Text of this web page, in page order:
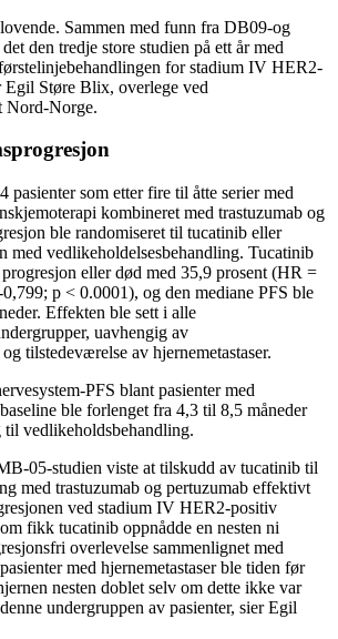
Sammen med funn fra DB09-og
den tredje store studien på ett år med
for stadium IV HER2-
Støre Blix, overlege ved
Nord-Norge.
pasienter som etter fire til åtte serier med
kombineret med trastuzumab og
ble randomiseret til tucatinib eller
med vedlikeholdelsesbehandling. Tucatinib
eller død med 35,9 prosent (HR =
p < 0.0001), og den mediane PFS ble
Effekten ble sett i alle
uavhengig av
tilstedeværelse av hjernemetastaser.
PFS blant pasienter med
ble forlenget fra 4,3 til 8,5 måneder
vedlikeholdsbehandling.
05-studien viste at tilskudd av tucatinib til
med trastuzumab og pertuzumab effektivt
ved stadium IV HER2-positiv
fikk tucatinib oppnådde en nesten ni
overlevelse sammenlignet med
med hjernemetastaser ble tiden før
nesten doblet selv om dette ikke var
undergruppen av pasienter, sier Egil